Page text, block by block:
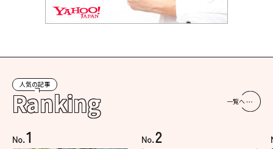
人気の記事
Ranking 一覧へ
No.1 No.2